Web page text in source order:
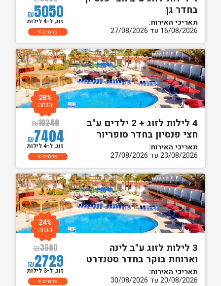
בחדר גן
תאריכי האירוח:
16/08/2026 עד 27/08/2026
₪5050
זוג, ל-4 לילות
פרטים
4 לילות לזוג + 2 ילדים ע"ב
חצי פנסיון בחדר סופריור
תאריכי האירוח:
23/08/2026 עד 27/08/2026
₪10240
₪7404
28%
הנחה
זוג, ל-4 לילות
פרטים
3 לילות לזוג ע"ב לינה
וארוחת בוקר בחדר סטנדרט
תאריכי האירוח:
20/08/2026 עד 30/08/2026
₪3600
₪2729
24%
הנחה
זוג, ל-3 לילות
פרטים